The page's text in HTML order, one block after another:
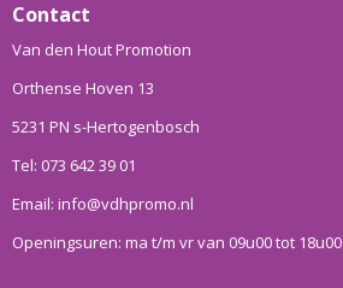
Contact
Van den Hout Promotion
Orthense Hoven 13
5231 PN s-Hertogenbosch
Tel: 073 642 39 01
Email: info@vdhpromo.nl
Openingsuren: ma t/m vr van 09u00 tot 18u00